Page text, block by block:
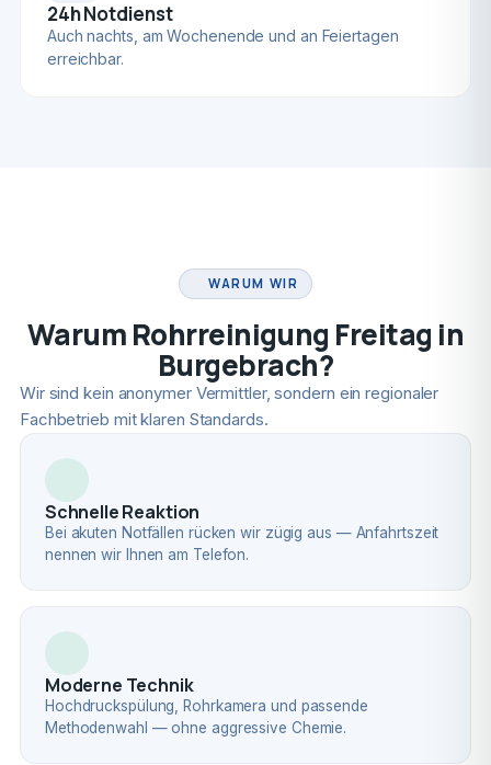
24h Notdienst
Auch nachts, am Wochenende und an Feiertagen
erreichbar.
WARUM WIR
Warum Rohrreinigung Freitag in
Burgebrach?
Wir sind kein anonymer Vermittler, sondern ein regionaler
Fachbetrieb mit klaren Standards.
Schnelle Reaktion
Bei akuten Notfällen rücken wir zügig aus — Anfahrtszeit
nennen wir Ihnen am Telefon.
Moderne Technik
Hochdruckspülung, Rohrkamera und passende
Methodenwahl — ohne aggressive Chemie.